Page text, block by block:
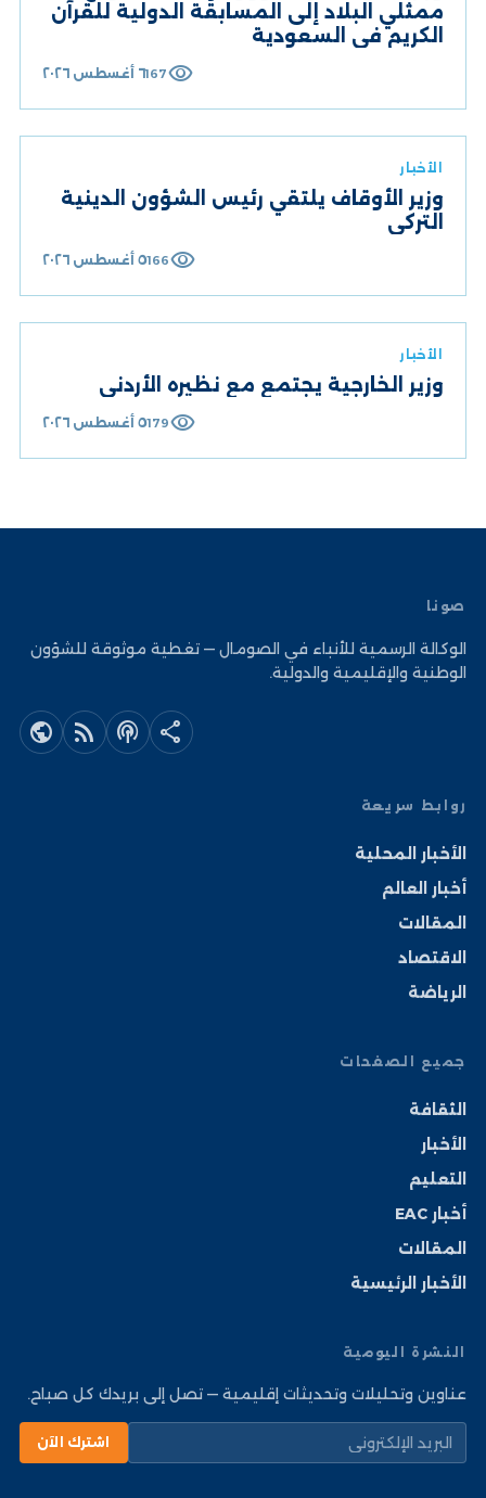
ممثلي البلاد إلى المسابقة الدولية للقرآن
الكريم في السعودية
٦ أغسطس ٢٠٢٦ visibility
167
الأخبار
وزير الأوقاف يلتقي رئيس الشؤون الدينية
التركي
٥ أغسطس ٢٠٢٦ visibility
166
الأخبار
وزير الخارجية يجتمع مع نظيره الأردني
٥ أغسطس ٢٠٢٦ visibility
179
صونا
الوكالة الرسمية للأنباء في الصومال — تغطية موثوقة للشؤون
الوطنية والإقليمية والدولية.
public rss_feed podcasts share
روابط سريعة
الأخبار المحلية
أخبار العالم
المقالات
الاقتصاد
الرياضة
جميع الصفحات
الثقافة
الأخبار
التعليم
أخبار EAC
المقالات
الأخبار الرئيسية
النشرة اليومية
عناوين وتحليلات وتحديثات إقليمية — تصل إلى بريدك كل صباح.
اشترك الآن